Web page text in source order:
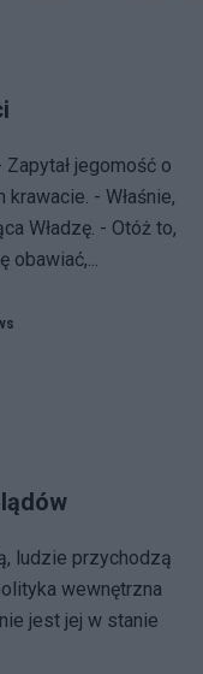
jegomość o
- Właśnie,
Władzę. - Otóż to,
obawiać,...
ludzie przychodzą
wewnętrzna
jest jej w stanie